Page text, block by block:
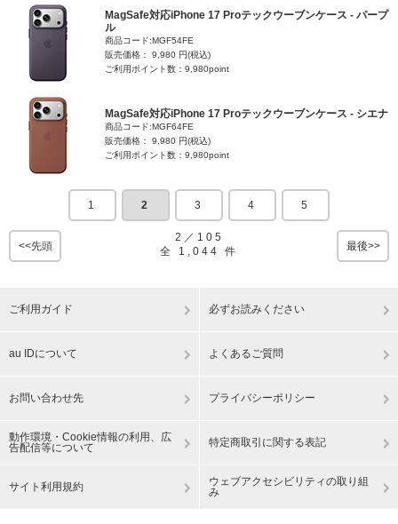
MagSafe対応iPhone 17 Proテックウーブンケース - パープ
ル
商品コード:MGF54FE
販売価格： 9,980 円(税込)
ご利用ポイント数：9,980point
MagSafe対応iPhone 17 Proテックウーブンケース - シエナ
商品コード:MGF64FE
販売価格： 9,980 円(税込)
ご利用ポイント数：9,980point
1 2 3 4 5
<<先頭 最後>>
2 ／ 105
全 1,044 件
ご利用ガイド 必ずお読みください
au IDについて よくあるご質問
お問い合わせ先 プライバシーポリシー
動作環境・Cookie情報の利用、広
告配信等について
特定商取引に関する表記
サイト利用規約
ウェブアクセシビリティの取り組
み